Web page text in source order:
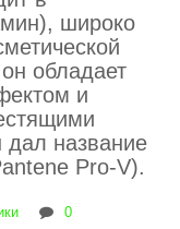
широко
обладает
и
дал название
Pro-V).
0